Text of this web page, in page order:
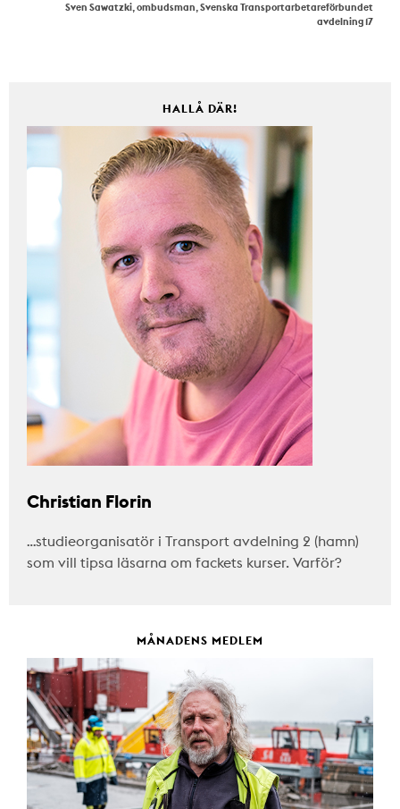
Sven Sawatzki, ombudsman, Svenska Transportarbetareförbundet
avdelning 17
HALLÅ DÄR!
Christian Florin
…studieorganisatör i Transport avdelning 2 (hamn)
som vill tipsa läsarna om fackets kurser. Varför?
MÅNADENS MEDLEM